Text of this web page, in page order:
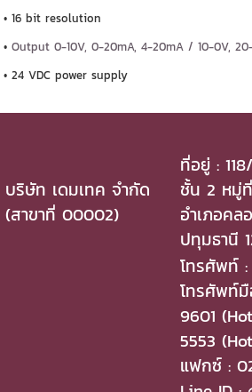
• 16 bit resolution
•Output 0-10V, 0-20mA, 4-20mA / 10-0V,
• 24 VDC power supply
บริษัท เดมเทค จำกัด
(สาขาที่ 00002)
ที่อยู่ :
ชั้น 2 หมู่
อำเภอคล
ปทุมธานี
โทรศัพท์
โทรศัพท์
9601
5553
แฟกซ์ :